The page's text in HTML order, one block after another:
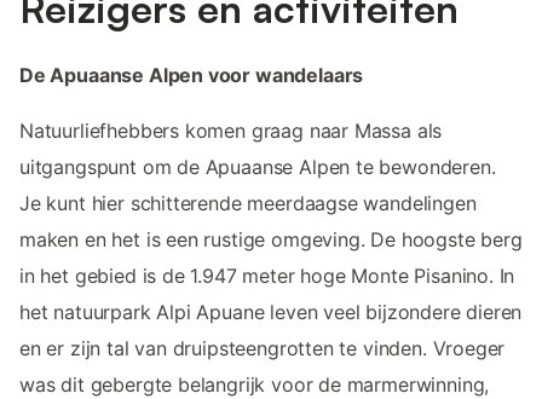
De Apuaanse Alpen voor wandelaars
Natuurliefhebbers komen graag naar Massa als
uitgangspunt om de Apuaanse Alpen te bewonderen.
Je kunt hier schitterende meerdaagse wandelingen
maken en het is een rustige omgeving. De hoogste berg
in het gebied is de 1.947 meter hoge Monte Pisanino. In
het natuurpark Alpi Apuane leven veel bijzondere dieren
en er zijn tal van druipsteengrotten te vinden. Vroeger
was dit gebergte belangrijk voor de marmerwinning,